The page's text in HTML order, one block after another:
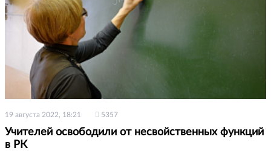
19 августа 2022, 18:21 5357
Учителей освободили от несвойственных функций
в РК